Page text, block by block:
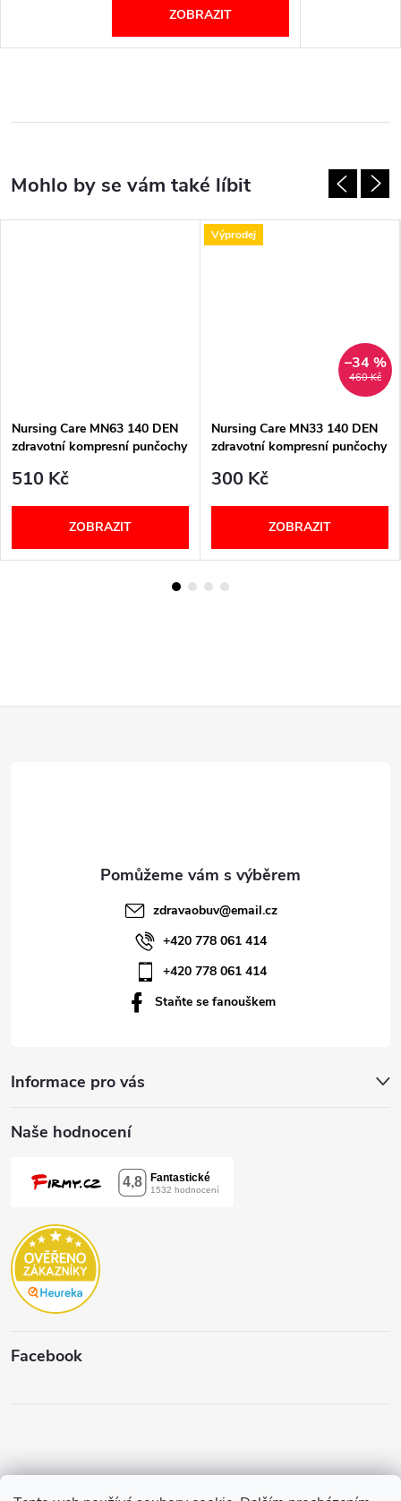
ZOBRAZIT
Nursing Care MN63 140 DEN
zdravotní kompresní punčochy
510 Kč
ZOBRAZIT
Výprodej
460 Kč
–34 %
Nursing Care MN33 140 DEN
zdravotní kompresní punčochy
300 Kč
ZOBRAZIT
Informace pro vás
Naše hodnocení
Facebook
zdravaobuv@email.cz
+420 778 061 414
+420 778 061 414
Staňte se fanouškem